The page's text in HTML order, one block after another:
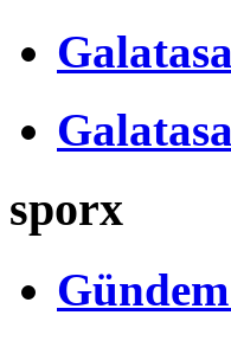
sporx